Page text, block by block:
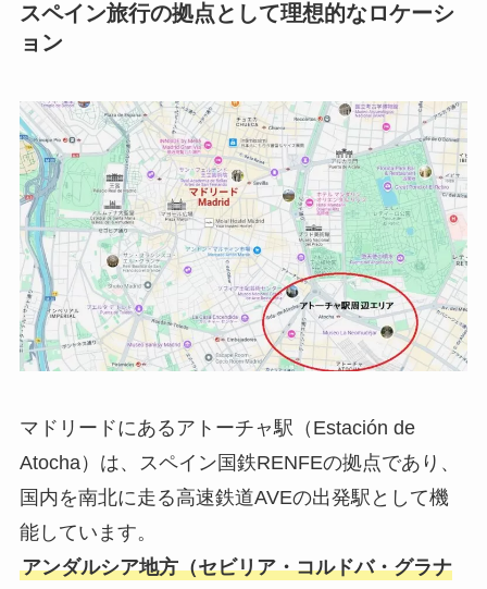
スペイン旅行の拠点として理想的なロケーシ
ョン
マドリードにあるアトーチャ駅（Estación de
Atocha）は、スペイン国鉄RENFEの拠点であり、
国内を南北に走る高速鉄道AVEの出発駅として機
能しています。
アンダルシア地方（セビリア・コルドバ・グラナ